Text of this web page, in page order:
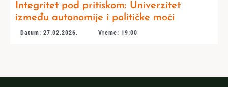
Integritet pod pritiskom: Univerzitet
između autonomije i političke moći
Datum: 27.02.2026. Vreme: 19:00